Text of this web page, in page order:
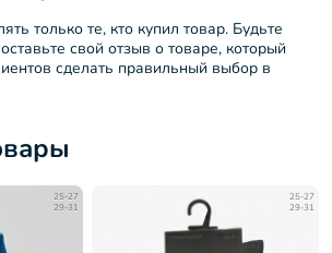
только те, кто купил товар. Будьте
свой отзыв о товаре, который
сделать правильный выбор в
25-27
29-31
25-27
29-31